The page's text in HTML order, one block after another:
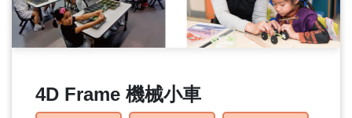
關
於
我
4D Frame 機械小車